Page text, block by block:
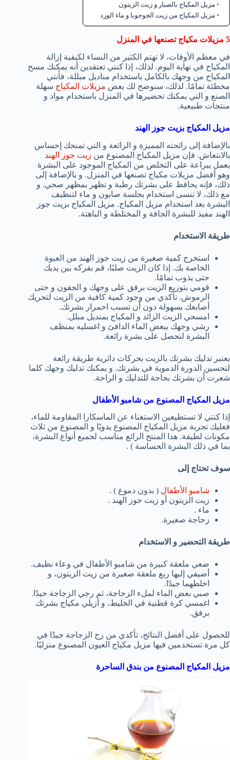
مزيل المكياج بالصبار و زيت الزيتون
مزيل المكياج من زيت الجوجوبا و ماء الورد
5 مزيلات مكياج تصنعها في المنزل
في معظم الأوقات، لا تهتم الكثير من النساء لكيفية إزالة
المكياج في نهاية اليوم. لذلك، إذا كنتي تعتقدين أنه يمكنك مسح
المكياج من وجهك بالكامل باستخدام مناديل مبللة، فأنتي
مخطئة تمامًا. لذلك، سنوضح لك بعض مزيلات المكياج سهلة
الصنع و التي يمكنك تحضيرها في المنزل باستخدام مواد و
منتجات طبيعية.
مزيل المكياج بزيت جوز الهند
بالإضافة إلى رائحته المميزة و الرائعة و التي تمنحك إحساس
بالانتعاش. فإن مزيل المكياج المصنوع من زيت جوز الهند
يعمل ببراعة على التخلص من المكياج الموجود على البشرة
وهو أفضل مزيلات مكياج تصنعها في المنزل. و بالإضافة إلى
ذلك، فإنه يحافظ على بشرتك رطبة و تظهر بمظهر صحي. و
مع ذلك، لا تنسى استخدام بجلسة صابون و ماء لتنظيف
البشرة بعد استخدام مزيل المكياج. مزيل المكياج بزيت جوز
الهند مفيد للبشرة الجافة و المختلطة و الباهتة.
طريقة الاستخدام
استخرج كمية صغيرة من زيت جوز الهند من العبوة
الخاصة بك. إذا كان الزيت صلبًا، قم بفركه بين يديك
حتى يذوب تمامًا.
قومي بتوزيع الزيت برفق على وجهك و الجفون و حتى
الرموش. تأكدي من وجود كمية كافية من الزيت لتحريك
أصابعك بسهولة دون أن تسبب احمرار بشرتك.
امسحي الزيت الزائد و المكياج بمنديل مبلل.
رشي وجهك ببعض الماء الدافئ و اغسليه بمنظف
البشرة لتحصل على بشرة رائعة.
يعتبر تدليك بشرتك بالزيت بحركات دائرية طريقة رائعة
لتحسين الدورة الدموية في بشرتك. و يمكنك تدليك وجهك كلما
شعرت أن بشرتك بحاجة للتدليك و الراحة.
مزيل المكياج المصنوع من شامبو الأطفال
إذا كنتي لا تستطيعين الاستغناء عن الماسكارا المقاومة للماء،
فعليك تجربة مزيل المكياج المصنوع يدويًا و المصنوع من ثلاث
مكونات لطيفة. هذا المنتج الرائع مناسب لجميع أنواع البشرة،
بما في ذلك البشرة الحساسة ) .
سوف تحتاج إلى
شامبو الأطفال ( بدون دموع ) .
زيت الزيتون أو زيت جوز الهند .
ماء .
زجاجة صغيرة.
طريقة التحضير و الاستخدام
ضعي ملعقة كبيرة من شامبو الأطفال في وعاء نظيف.
أضيفي إليها ربع ملعقة صغيرة من زيت الزيتون، و
اخلطهما جيدًا.
صبي بعض الماء لملء الزجاجة، ثم رجي الزجاجة جيدًا.
اغمسي كرة قطنية في الخليط، و أزيلي مكياج بشرتك
برفق.
للحصول على أفضل النتائج، تأكدي من رج الزجاجة جيدُا في
كل مرة تستخدمين فيها مزيل مكياج العيون المصنوع منزليًا.
مزيل المكياج المصنوع من بندق الساحرة